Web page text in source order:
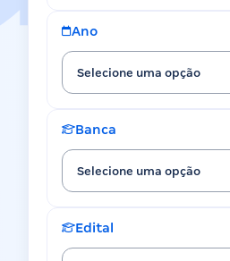
Ano
Selecione uma opção
Banca
Selecione uma opção
Edital